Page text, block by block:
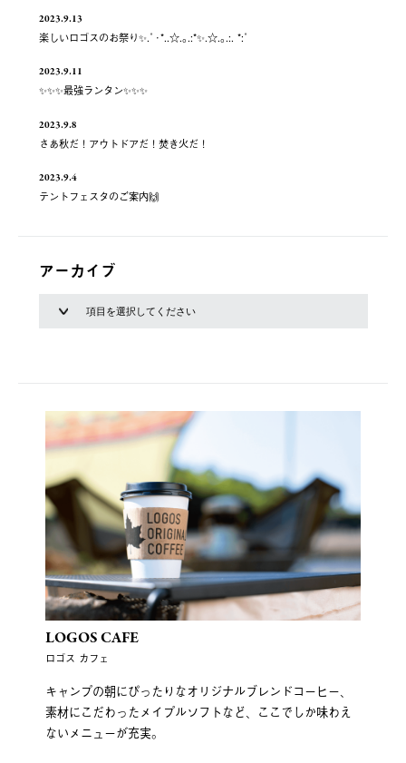
2023.9.13
楽しいロゴスのお祭り✨.ﾟ･*..☆.｡.:*✨.☆.｡.:. *:ﾟ
2023.9.11
✨✨✨最強ランタン✨✨✨
2023.9.8
さあ秋だ！アウトドアだ！焚き火だ！
2023.9.4
テントフェスタのご案内🙌
アーカイブ
LOGOS CAFE
ロゴス カフェ
キャンプの朝にぴったりなオリジナルブレンドコーヒー、
素材にこだわったメイプルソフトなど、ここでしか味わえ
ないメニューが充実。